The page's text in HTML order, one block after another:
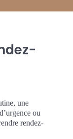
une
ou
rendez-